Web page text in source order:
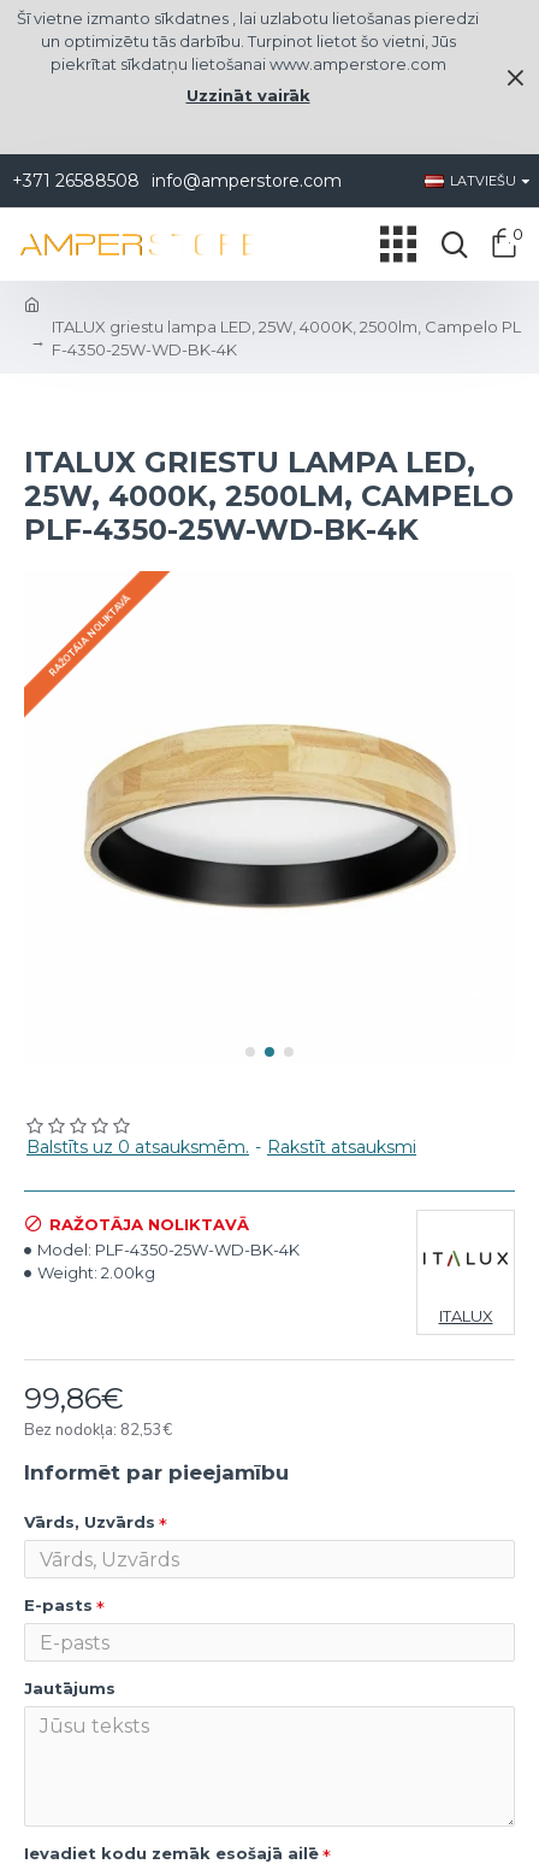
Šī vietne izmanto sīkdatnes , lai uzlabotu lietošanas pieredzi
un optimizētu tās darbību. Turpinot lietot šo vietni, Jūs
piekrītat sīkdatņu lietošanai www.amperstore.com
Uzzināt vairāk
+371 26588508 info@amperstore.com LATVIEŠU
0
ITALUX griestu lampa LED, 25W, 4000K, 2500lm, Campelo PL
F-4350-25W-WD-BK-4K
ITALUX GRIESTU LAMPA LED,
25W, 4000K, 2500LM, CAMPELO
PLF-4350-25W-WD-BK-4K
RAŽOTĀJA NOLIKTAVĀ
Balstīts uz 0 atsauksmēm. - Rakstīt atsauksmi
99,86€
Bez nodokļa: 82,53€
RAŽOTĀJA NOLIKTAVĀ
Model: PLF-4350-25W-WD-BK-4K
Weight: 2.00kg
ITALUX
Informēt par pieejamību
Vārds, Uzvārds
E-pasts
Jautājums
Ievadiet kodu zemāk esošajā ailē